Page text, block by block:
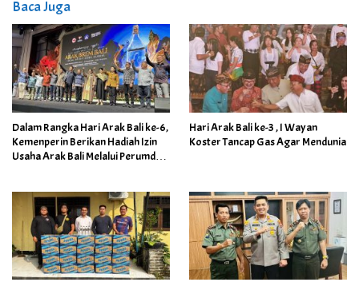
Baca Juga
Dalam Rangka Hari Arak Bali ke-6,
Kemenperin Berikan Hadiah Izin
Usaha Arak Bali Melalui Perumda
Hari Arak Bali ke-3 , I Wayan
Koster Tancap Gas Agar Mendunia